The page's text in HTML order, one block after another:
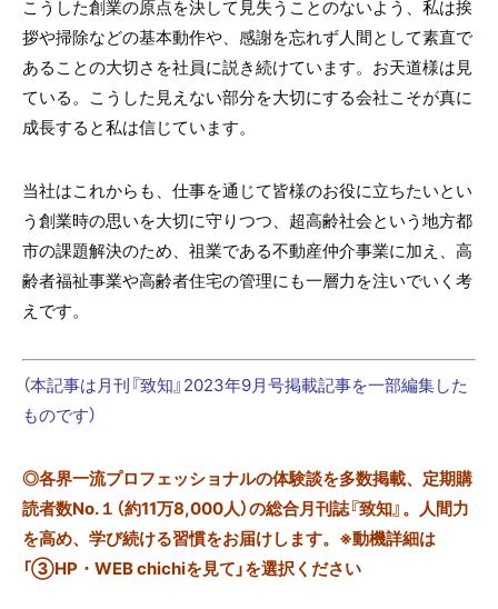
こうした創業の原点を決して見失うことのないよう、私は挨
拶や掃除などの基本動作や、感謝を忘れず人間として素直で
あることの大切さを社員に説き続けています。お天道様は見
ている。こうした見えない部分を大切にする会社こそが真に
成長すると私は信じています。
当社はこれからも、仕事を通じて皆様のお役に立ちたいとい
う創業時の思いを大切に守りつつ、超高齢社会という地方都
市の課題解決のため、祖業である不動産仲介事業に加え、高
齢者福祉事業や高齢者住宅の管理にも一層力を注いでいく考
えです。
（本記事は月刊『致知』2023年9月号掲載記事を一部編集した
ものです）
◎各界一流プロフェッショナルの体験談を多数掲載、定期購
読者数No.１（約11万8,000人）の総合月刊誌『致知』。人間力
を高め、学び続ける習慣をお届けします。※動機詳細は
「③HP・WEB chichiを見て」を選択ください